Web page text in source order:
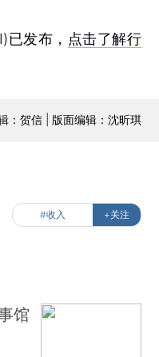
发布， 点击了解行
：贺信 | 版面编辑：沈昕琪
#收入 +关注
馆